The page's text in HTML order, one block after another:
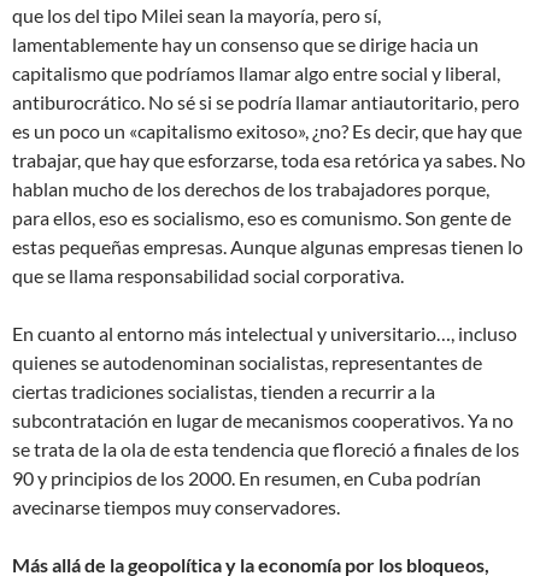
que los del tipo Milei sean la mayoría, pero sí,
lamentablemente hay un consenso que se dirige hacia un
capitalismo que podríamos llamar algo entre social y liberal,
antiburocrático. No sé si se podría llamar antiautoritario, pero
es un poco un «capitalismo exitoso», ¿no? Es decir, que hay que
trabajar, que hay que esforzarse, toda esa retórica ya sabes. No
hablan mucho de los derechos de los trabajadores porque,
para ellos, eso es socialismo, eso es comunismo. Son gente de
estas pequeñas empresas. Aunque algunas empresas tienen lo
que se llama responsabilidad social corporativa.
En cuanto al entorno más intelectual y universitario…, incluso
quienes se autodenominan socialistas, representantes de
ciertas tradiciones socialistas, tienden a recurrir a la
subcontratación en lugar de mecanismos cooperativos. Ya no
se trata de la ola de esta tendencia que floreció a finales de los
90 y principios de los 2000. En resumen, en Cuba podrían
avecinarse tiempos muy conservadores.
Más allá de la geopolítica y la economía por los bloqueos,